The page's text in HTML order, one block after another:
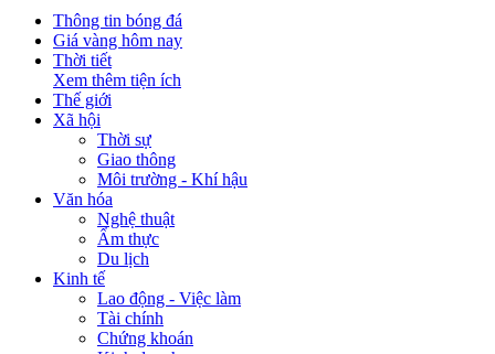
Thông tin bóng đá
Giá vàng hôm nay
Thời tiết
Xem thêm tiện ích
Thế giới
Xã hội
Thời sự
Giao thông
Môi trường - Khí hậu
Văn hóa
Nghệ thuật
Ẩm thực
Du lịch
Kinh tế
Lao động - Việc làm
Tài chính
Chứng khoán